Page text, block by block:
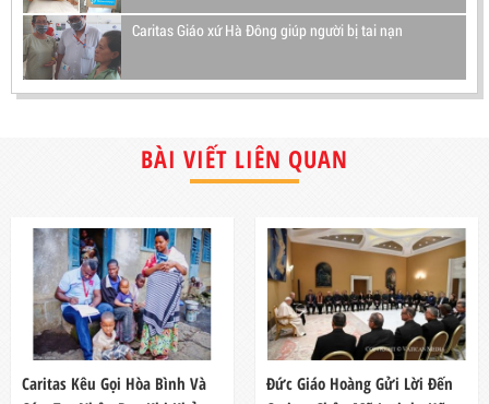
Caritas Giáo xứ Hà Đông giúp người bị tai nạn
BÀI VIẾT LIÊN QUAN
Caritas Kêu Gọi Hòa Bình Và
Đức Giáo Hoàng Gửi Lời Đến